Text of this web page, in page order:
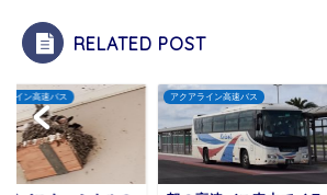
RELATED POST
ライン高速バス アクアライン高速バス